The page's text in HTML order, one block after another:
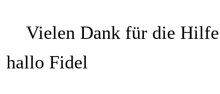
Vielen Dank für die Hilfe
hallo Fidel